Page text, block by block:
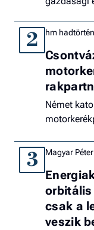
2 hm
Német
3 Magyar Péter
orbitális
csak a
veszik